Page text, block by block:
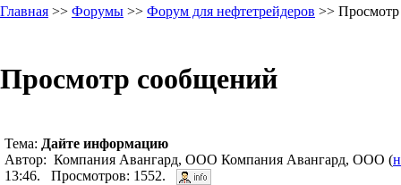
Главная >> Форумы >> Форум для нефтетрейдеров >>
Просмотр сообщений
Тема: Дайте информацию
Автор: Компания Авангард, ООО Компания Авангард, ООО (
13:46. Просмотров: 1552.